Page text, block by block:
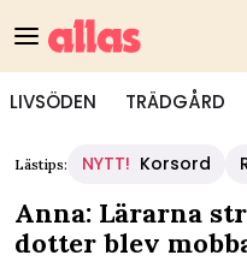
LIVSÖDEN TRÄDGÅRD
Lästips: NYTT! Korsord
Anna: Lärarna
dotter blev